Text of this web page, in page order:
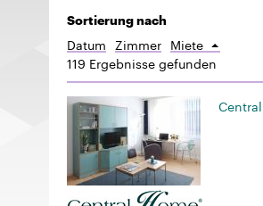
Sortierung nach
Datum Zimmer Miete
sortieren
119 Ergebnisse gefunden